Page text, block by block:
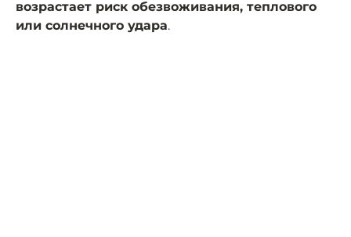
возрастает риск обезвоживания, теплового
или солнечного удара.